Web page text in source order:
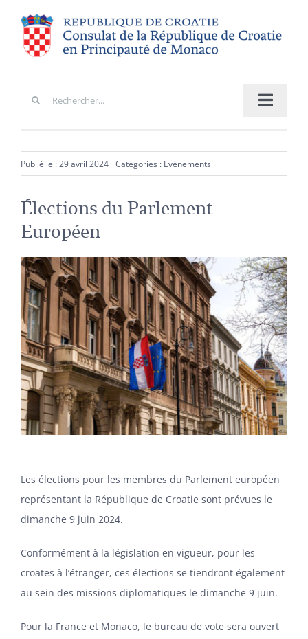
contenu
Rechercher:
Le Consul
Actualités
Publié le : 29 avril 2024 Catégories : Evénements
Élections du Parlement
Européen
Les élections pour les membres du Parlement européen
représentant la République de Croatie sont prévues le
dimanche 9 juin 2024.
Conformément à la législation en vigueur, pour les
croates à l’étranger, ces élections se tiendront également
au sein des missions diplomatiques le dimanche 9 juin.
Pour la France et Monaco, le bureau de vote sera ouvert